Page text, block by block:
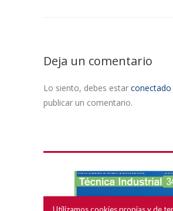
Deja un comentario
Lo siento, debes estar conectado
publicar un comentario.